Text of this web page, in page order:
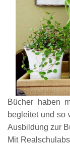
Bücher haben
begleitet und so
Ausbildung zur
Mit